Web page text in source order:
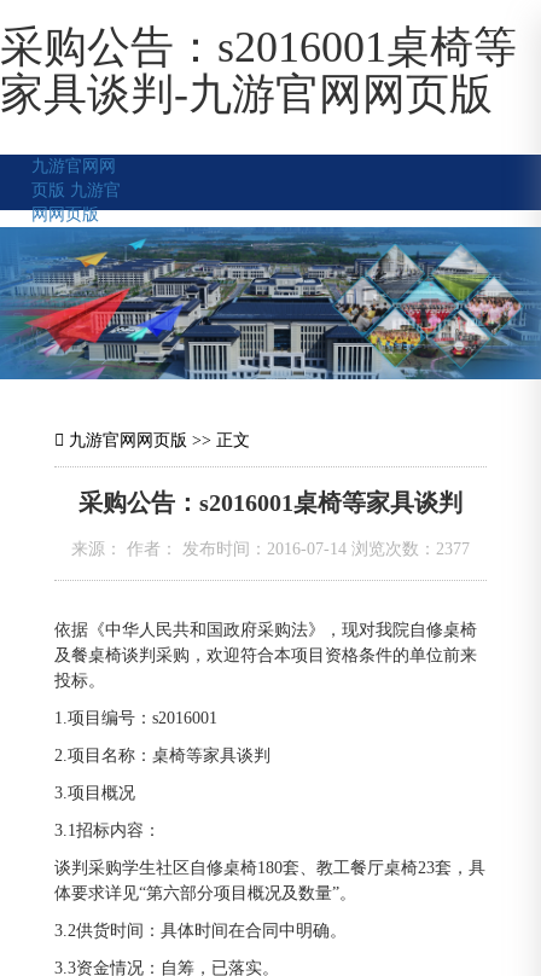
采购公告：s2016001桌椅等
家具谈判-九游官网网页版
九游官网网
页版 九游官
网网页版
九游官网网页版 >> 正文
采购公告：s2016001桌椅等家具谈判
来源： 作者： 发布时间：2016-07-14 浏览次数： 2377
依据《中华人民共和国政府采购法》，现对我院自修桌椅
及餐桌椅谈判采购，欢迎符合本项目资格条件的单位前来
投标。
1.项目编号：s2016001
2.项目名称：桌椅等家具谈判
3.项目概况
3.1招标内容：
谈判采购学生社区自修桌椅180套、教工餐厅桌椅23套，具
体要求详见“第六部分项目概况及数量”。
3.2供货时间：具体时间在合同中明确。
3.3资金情况：自筹，已落实。